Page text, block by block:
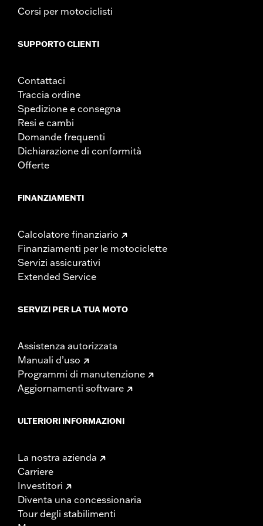
Corsi per motociclisti
SUPPORTO CLIENTI
Contattaci
Traccia ordine
Spedizione e consegna
Resi e cambi
Domande frequenti
Dichiarazione di conformità
Offerte
FINANZIAMENTI
Calcolatore finanziario
Finanziamenti per le motociclette
Servizi assicurativi
Extended Service
SERVIZI PER LA TUA MOTO
Assistenza autorizzata
Manuali d’uso
Programmi di manutenzione
Aggiornamenti software
ULTERIORI INFORMAZIONI
La nostra azienda
Carriere
Investitori
Diventa una concessionaria
Tour degli stabilimenti